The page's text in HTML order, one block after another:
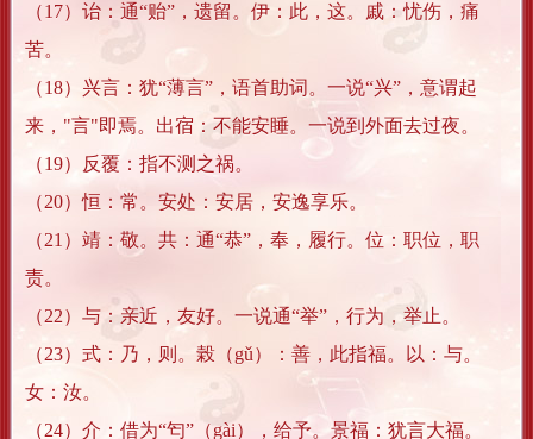
（17）诒：通“贻”，遗留。伊：此，这。戚：忧伤，痛
苦。
（18）兴言：犹“薄言”，语首助词。一说“兴”，意谓起
来，"言"即焉。出宿：不能安睡。一说到外面去过夜。
（19）反覆：指不测之祸。
（20）恒：常。安处：安居，安逸享乐。
（21）靖：敬。共：通“恭”，奉，履行。位：职位，职
责。
（22）与：亲近，友好。一说通“举”，行为，举止。
（23）式：乃，则。榖（gǔ）：善，此指福。以：与。
女：汝。
（24）介：借为“匄”（gài），给予。景福：犹言大福。